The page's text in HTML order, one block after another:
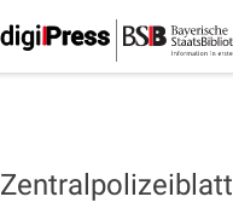
Zentralpolizeiblatt